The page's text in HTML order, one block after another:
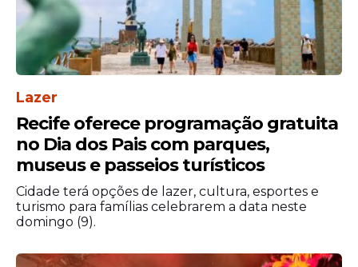
História
por unir turismo, música e experiências
voltadas ao público LGBT+ em um dos
destinos mais procurados do Brasil. A
primeira edição homenageou a cantora
Madonna, considerada símbolo da
comunidade LGBT+ em diferentes países.
Depois de anos acontecendo em agosto, o
Lazer
Recife oferece programação gratuita
no Dia dos Pais com parques,
museus e passeios turísticos
Cidade terá opções de lazer, cultura, esportes e
turismo para famílias celebrarem a data neste
domingo (9).